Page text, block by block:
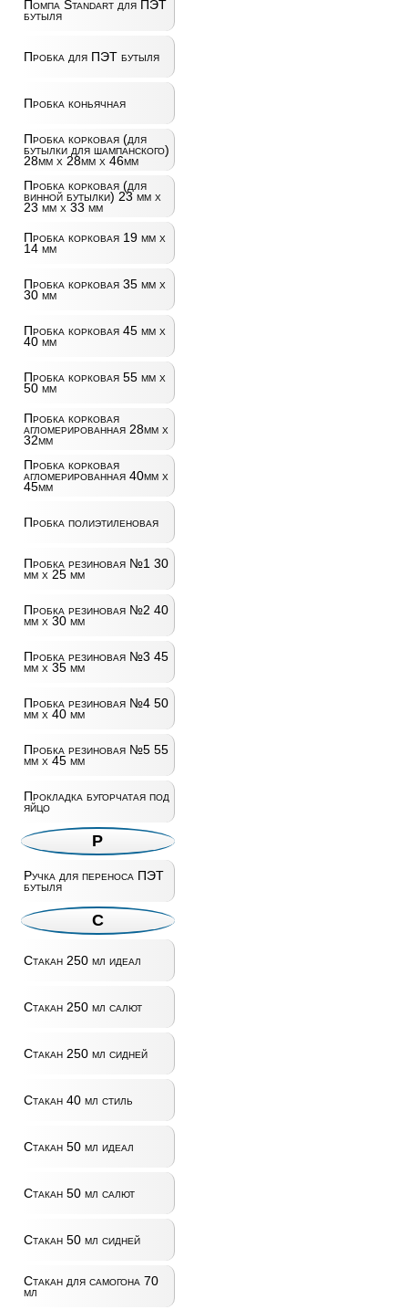
Помпа Standart для ПЭТ
бутыля
Пробка для ПЭТ бутыля
Пробка коньячная
Пробка корковая (для
бутылки для шампанского)
28мм х 28мм х 46мм
Пробка корковая (для
винной бутылки) 23 мм х
23 мм х 33 мм
Пробка корковая 19 мм х
14 мм
Пробка корковая 35 мм х
30 мм
Пробка корковая 45 мм х
40 мм
Пробка корковая 55 мм х
50 мм
Пробка корковая
агломерированная 28мм х
32мм
Пробка корковая
агломерированная 40мм х
45мм
Пробка полиэтиленовая
Пробка резиновая №1 30
мм х 25 мм
Пробка резиновая №2 40
мм х 30 мм
Пробка резиновая №3 45
мм х 35 мм
Пробка резиновая №4 50
мм х 40 мм
Пробка резиновая №5 55
мм х 45 мм
Прокладка бугорчатая под
яйцо
Р
Ручка для переноса ПЭТ
бутыля
С
Стакан 250 мл идеал
Стакан 250 мл салют
Стакан 250 мл сидней
Стакан 40 мл стиль
Стакан 50 мл идеал
Стакан 50 мл салют
Стакан 50 мл сидней
Стакан для самогона 70
мл